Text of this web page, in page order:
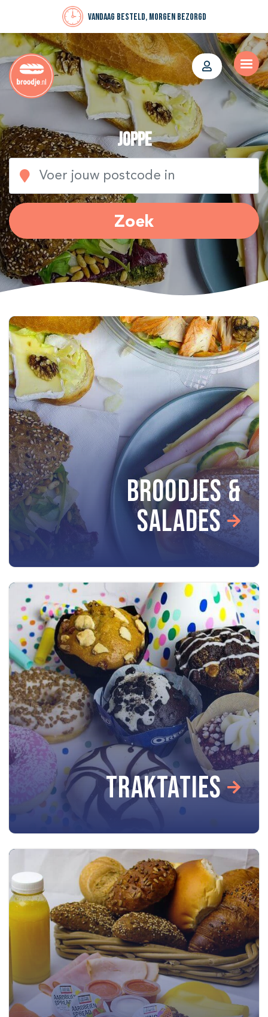
Vandaag besteld, morgen bezorgd
Joppe
Zoek
BROODJES &
SALADES
TRAKTATIES